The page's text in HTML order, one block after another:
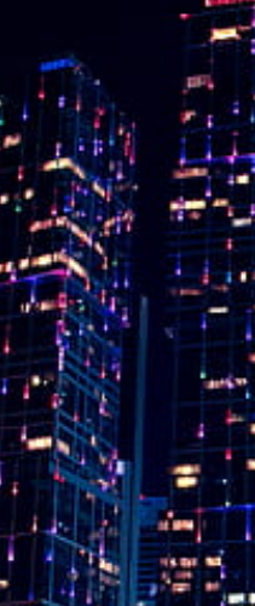
Facebook
Instagram
Twitter
Telegram
Help &
Support
Contact
About
Us